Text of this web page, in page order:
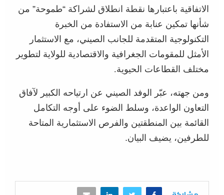
الاتفاقية باعتبارها نقطة انطلاق لشراكة “طموحة” من
شأنها تمكين عنابة من الاستفادة من الخبرة
التكنولوجية المتقدمة للجانب الصيني، مع الاستثمار
الأمثل للمقومات الجغرافية والاقتصادية للولاية لتطوير
مختلف القطاعات الحيوية.
ومن جهته، عبّر الوفد الصيني عن ارتياحه الكبير لآفاق
التعاون الواعدة، وسلط الضوء على أوجه التكامل
القائمة بين المنطقتين والفرص الاستثمارية المتاحة
للطرفين، يضيف البيان.